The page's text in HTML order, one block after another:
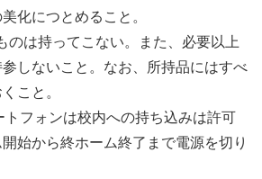
化につとめること。
のは持ってこない。また、必要以上
しないこと。なお、所持品にはすべ
こと。
トフォンは校内への持ち込みは許可
始から終ホーム終了まで電源を切り